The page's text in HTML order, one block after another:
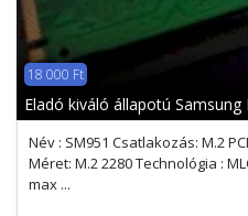
18 000 Ft
Eladó kiváló állapotú Samsung
Név : SM951 Csatlakozás: M.2
Méret: M.2 2280 Technológia :
max ...